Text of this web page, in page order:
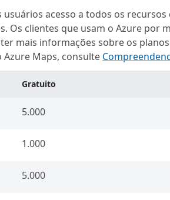
acesso a todos os
Os clientes que usam o Azure
mais informações sobre os
Azure Maps, consulte
Gratuito
5.000
1.000
5.000